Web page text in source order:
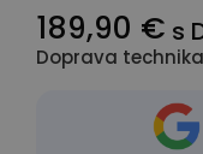
189,90 € s
Doprava